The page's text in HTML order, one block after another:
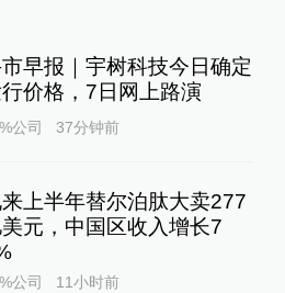
早报｜宇树科技今日确定
价格，7日网上路演
公司 37分钟前
上半年替尔泊肽大卖277
元，中国区收入增长7
公司 11小时前